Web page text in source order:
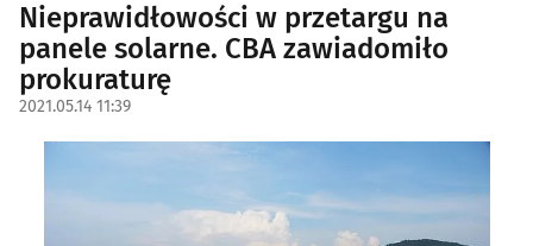
Nieprawidłowości w przetargu na
panele solarne. CBA zawiadomiło
prokuraturę
2021.05.14 11:39